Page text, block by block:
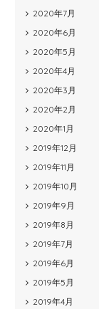
2020年7月
2020年6月
2020年5月
2020年4月
2020年3月
2020年2月
2020年1月
2019年12月
2019年11月
2019年10月
2019年9月
2019年8月
2019年7月
2019年6月
2019年5月
2019年4月